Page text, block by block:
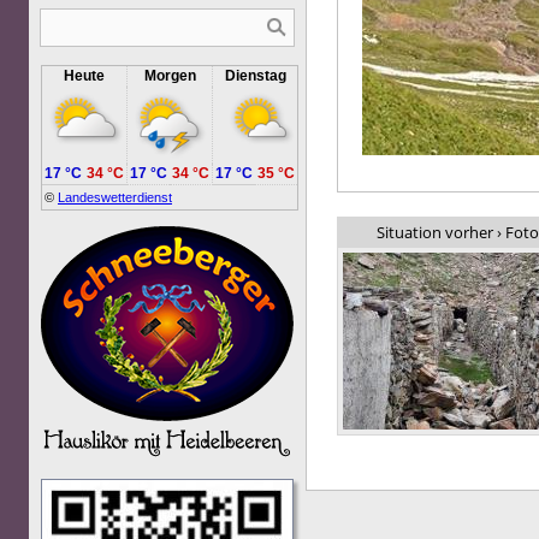
Heute Morgen Dienstag
© Landeswetterdienst
17 °C 34 °C 17 °C 34 °C 17 °C 35 °C
Situation vorher ›